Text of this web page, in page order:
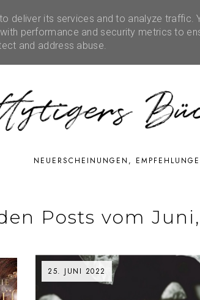
RUBRIKEN EVENTS
NEUERSCHEINUNGEN,
Posts vom
25. JUNI 2022
deliver its services and to analyze traffic.
performance and security metrics to
and address abuse.